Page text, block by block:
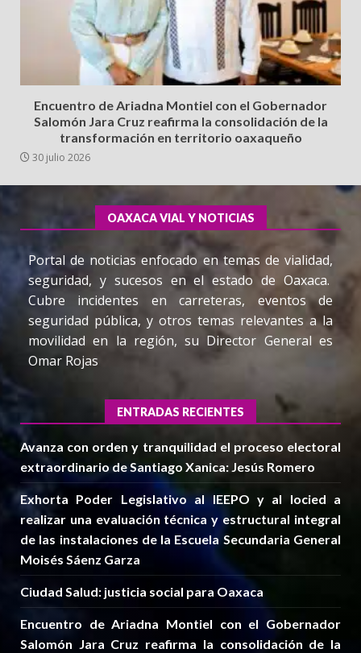
Encuentro de Ariadna Montiel con el Gobernador
Salomón Jara Cruz reafirma la consolidación de la
transformación en territorio oaxaqueño
30 julio 2026
OAXACA VIAL Y NOTICIAS
Portal de noticias enfocado en temas de vialidad,
seguridad, y sucesos en el estado de Oaxaca.
Cubre incidentes en carreteras, eventos de
seguridad pública, y otros temas relevantes a la
movilidad en la región, su Director General es
Omar Rojas
ENTRADAS RECIENTES
Avanza con orden y tranquilidad el proceso electoral
extraordinario de Santiago Xanica: Jesús Romero
Exhorta Poder Legislativo al IEEPO y al Iocied a
realizar una evaluación técnica y estructural integral
de las instalaciones de la Escuela Secundaria General
Moisés Sáenz Garza
Ciudad Salud: justicia social para Oaxaca
Encuentro de Ariadna Montiel con el Gobernador
Salomón Jara Cruz reafirma la consolidación de la